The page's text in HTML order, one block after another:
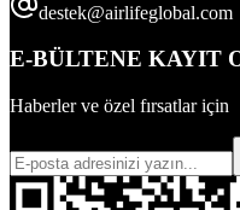
destek@airlifeglobal.com
E-BÜLTENE KAYIT
Haberler ve özel fırsatlar için